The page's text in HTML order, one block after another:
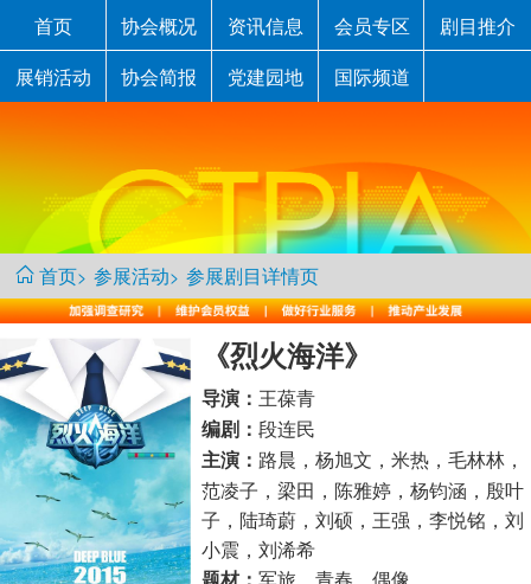
首页 协会概况 资讯信息 会员专区
剧目推介
展销活动
协会简报 党建园地 国际频道
首页> 参展活动> 参展剧目详情页
《烈火海洋》
导演： 王葆青
编剧： 段连民
主演： 路晨，杨旭文，米热，毛林林，
范凌子，梁田，陈雅婷，杨钧涵，殷叶
子，陆琦蔚，刘硕，王强，李悦铭，刘
小震，刘浠希
军旅、青春、偶像